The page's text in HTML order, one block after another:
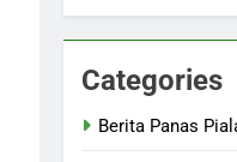
Categories
Berita Panas